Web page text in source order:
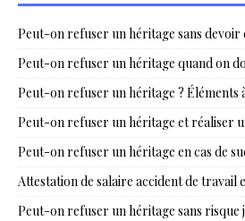
Peut-on refuser un héritage sans devoir
Peut-on refuser un héritage quand on
Peut-on refuser un héritage ? Éléments
Peut-on refuser un héritage et réaliser
Peut-on refuser un héritage en cas de
Attestation de salaire accident de travail
Peut-on refuser un héritage sans risque